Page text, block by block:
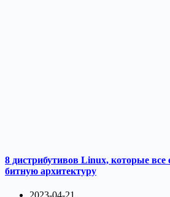
8 дистрибутивов Linux, которые
битную архитектуру
2023-04-21